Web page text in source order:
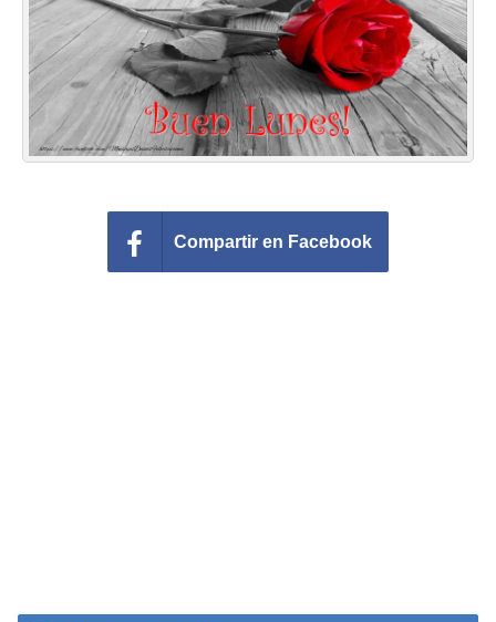
Felicitaciones días del año
Felicitaciones musicales
Entrar
Compartir en Facebook